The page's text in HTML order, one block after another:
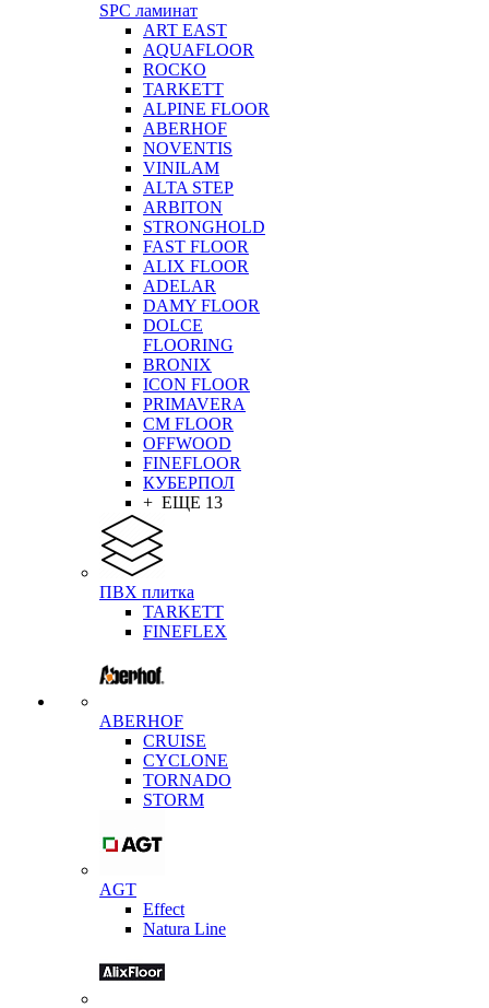
SPC ламинат
ART EAST
AQUAFLOOR
ROCKO
TARKETT
ALPINE FLOOR
ABERHOF
NOVENTIS
VINILAM
ALTA STEP
ARBITON
STRONGHOLD
FAST FLOOR
ALIX FLOOR
ADELAR
DAMY FLOOR
DOLCE
FLOORING
BRONIX
ICON FLOOR
PRIMAVERA
CM FLOOR
OFFWOOD
FINEFLOOR
КУБЕРПОЛ
+ ЕЩЕ 13
ПВХ плитка
TARKETT
FINEFLEX
ABERHOF
CRUISE
CYCLONE
TORNADO
STORM
AGT
Effect
Natura Line